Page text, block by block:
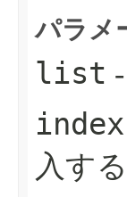
パラメ
list
index
入す